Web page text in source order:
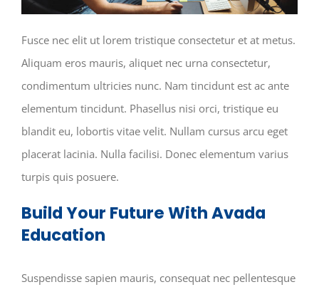
Fusce nec elit ut lorem tristique consectetur et at metus.
Aliquam eros mauris, aliquet nec urna consectetur,
condimentum ultricies nunc. Nam tincidunt est ac ante
elementum tincidunt. Phasellus nisi orci, tristique eu
blandit eu, lobortis vitae velit. Nullam cursus arcu eget
placerat lacinia. Nulla facilisi. Donec elementum varius
turpis quis posuere.
Build Your Future With Avada
Education
Suspendisse sapien mauris, consequat nec pellentesque